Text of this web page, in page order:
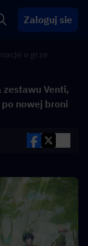
Zaloguj sie
Venti,
nowej broni